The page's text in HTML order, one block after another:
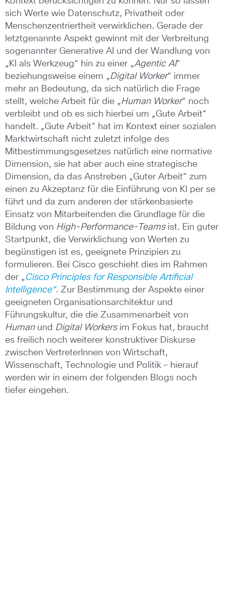
sich Werte wie Datenschutz, Privatheit oder
Menschenzentriertheit verwirklichen. Gerade der
letztgenannte Aspekt gewinnt mit der Verbreitung
sogenannter Generative AI und der Wandlung von
„KI als Werkzeug“ hin zu einer „Agentic AI“
beziehungsweise einem „Digital Worker“ immer
mehr an Bedeutung, da sich natürlich die Frage
stellt, welche Arbeit für die „Human Worker“ noch
verbleibt und ob es sich hierbei um „Gute Arbeit“
handelt. „Gute Arbeit“ hat im Kontext einer sozialen
Marktwirtschaft nicht zuletzt infolge des
Mitbestimmungsgesetzes natürlich eine normative
Dimension, sie hat aber auch eine strategische
Dimension, da das Anstreben „Guter Arbeit“ zum
einen zu Akzeptanz für die Einführung von KI per se
führt und da zum anderen der stärkenbasierte
Einsatz von Mitarbeitenden die Grundlage für die
Bildung von High-Performance-Teamsist. Ein guter
Startpunkt, die Verwirklichung von Werten zu
begünstigen ist es, geeignete Prinzipien zu
formulieren. Bei Cisco geschieht dies im Rahmen
der „Cisco Principles for Responsible Artificial
Intelligence“. Zur Bestimmung der Aspekte einer
geeigneten Organisationsarchitektur und
Führungskultur, die die Zusammenarbeit von
Humanund Digital Workersim Fokus hat, braucht
es freilich noch weiterer konstruktiver Diskurse
zwischen VertreterInnen von Wirtschaft,
Wissenschaft, Technologie und Politik – hierauf
werden wir in einem der folgenden Blogs noch
tiefer eingehen.